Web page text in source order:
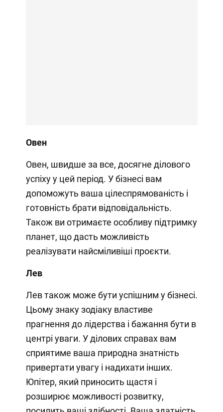
Овен
Овен, швидше за все, досягне ділового
успіху у цей період. У бізнесі вам
допоможуть ваша цілеспрямованість і
готовність брати відповідальність.
Також ви отримаєте особливу підтримку
планет, що дасть можливість
реалізувати найсміливіші проєкти.
Лев
Лев також може бути успішним у бізнесі.
Цьому знаку зодіаку властиве
прагнення до лідерства і бажання бути в
центрі уваги. У ділових справах вам
сприятиме ваша природна знатність
привертати увагу і надихати інших.
Юпітер, який приносить щастя і
розширює можливості розвитку,